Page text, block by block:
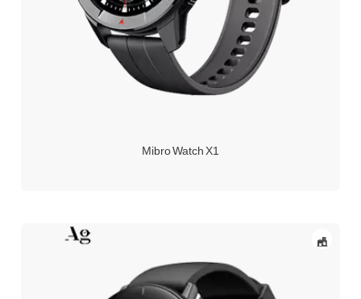
Mibro Watch X1